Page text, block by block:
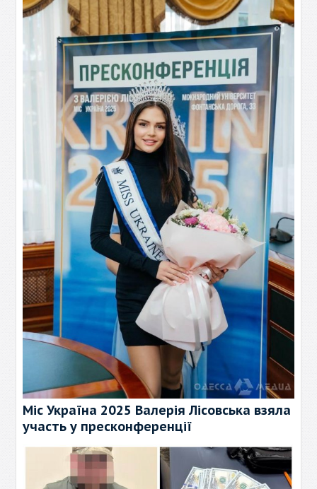
Міс Україна 2025 Валерія Лісовська взяла
участь у пресконференції